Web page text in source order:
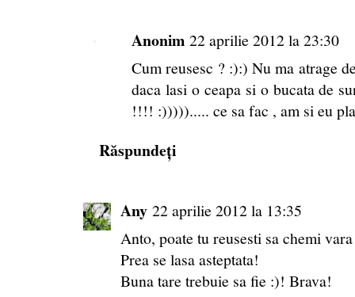
Anonim 22 aprilie 2012 la 23:30
Cum reusesc ? :):) Nu ma atrage
daca lasi o ceapa si o bucata de
!!!! :)))))..... ce sa fac , am si eu
Răspundeți
Any 22 aprilie 2012 la 13:35
Anto, poate tu reusesti sa chemi
Prea se lasa asteptata!
Buna tare trebuie sa fie :)! Brava!